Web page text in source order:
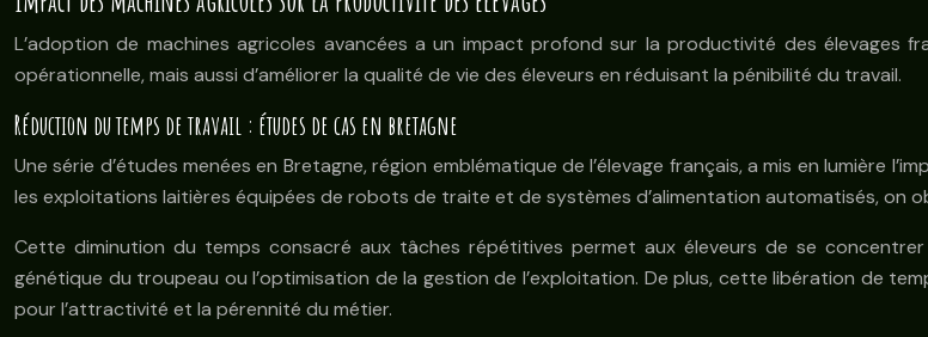
L’adoption de machines agricoles avancées a un impact profond sur la productivité des élevages
opérationnelle, mais aussi d’améliorer la qualité de vie des éleveurs en réduisant la pénibilité du travail.
Réduction du temps de travail : études de cas en bretagne
Une série d’études menées en Bretagne, région emblématique de l’élevage français, a mis en lumière
les exploitations laitières équipées de robots de traite et de systèmes d’alimentation automatisés, on
Cette diminution du temps consacré aux tâches répétitives permet aux éleveurs de se
génétique du troupeau ou l’optimisation de la gestion de l’exploitation. De plus, cette libération de
pour l’attractivité et la pérennité du métier.